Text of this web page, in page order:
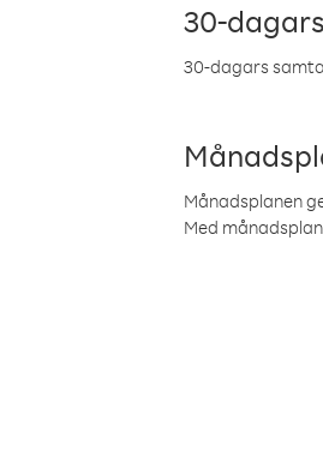
30-
30-dagars
Månadsplanen
Med